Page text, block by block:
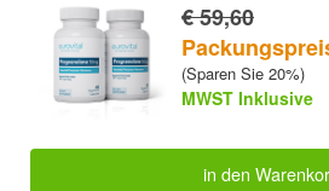
€ 59,60
(Sparen Sie 20%)
MWST Inklusive
in den